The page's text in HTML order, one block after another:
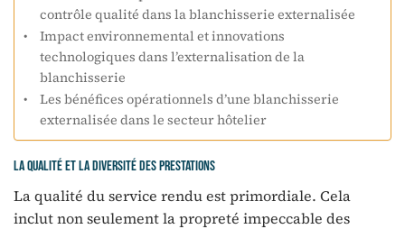
contrôle qualité dans la blanchisserie externalisée
Impact environnemental et innovations
technologiques dans l’externalisation de la
blanchisserie
Les bénéfices opérationnels d’une blanchisserie
externalisée dans le secteur hôtelier
La qualité et la diversité des prestations
La qualité du service rendu est primordiale. Cela
inclut non seulement la propreté impeccable des